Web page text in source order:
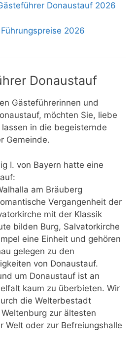
Donaustauf 2026
Führungspreise 2026
Donaustauf
Gästeführerinnen und
möchten Sie, liebe
in die begeisternde
Gemeinde.
I. von Bayern hatte eine
am Bräuberg
Vergangenheit der
mit der Klassik
bilden Burg, Salvatorkirche
eine Einheit und gehören
gelegen zu den
von Donaustauf.
um Donaustauf ist an
kaum zu überbieten. Wir
die Welterbestadt
zur ältesten
Welt oder zur Befreiungshalle